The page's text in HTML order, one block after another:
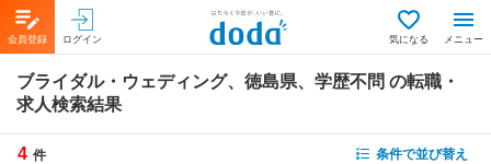
会員登録 ログイン 気になる メニュー
ブライダル・ウェディング、徳島県、学歴不問 の転職・
求人検索結果
4 件 条件で並び替え